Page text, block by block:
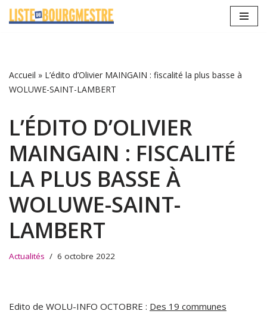
Accueil » L’édito d’Olivier MAINGAIN : fiscalité la plus basse à
WOLUWE-SAINT-LAMBERT
L’ÉDITO D’OLIVIER
MAINGAIN : FISCALITÉ
LA PLUS BASSE À
WOLUWE-SAINT-
LAMBERT
Actualités 6 octobre 2022
Edito de WOLU-INFO OCTOBRE : Des 19 communes